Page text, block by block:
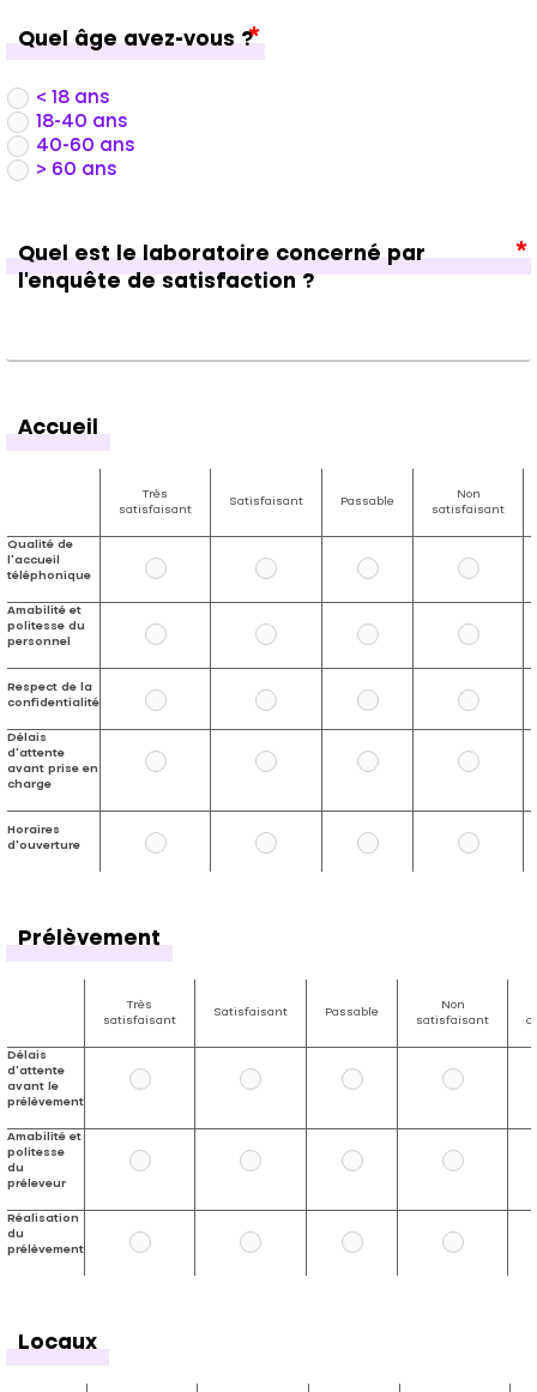
Quel âge avez-vous ?
< 18 ans
18-40 ans
40-60 ans
> 60 ans
Quel est le laboratoire concerné par
l’enquête de satisfaction ?
Accueil
Très
satisfaisant
Satisfaisant Passable
Non
satisfaisant
Qualité de
l'accueil
téléphonique
Amabilité et
politesse du
personnel
Respect de la
confidentialité
Délais
d'attente
avant prise en
charge
Horaires
d'ouverture
Prélèvement
Très
satisfaisant
Satisfaisant Passable
Non
satisfaisant
Délais
d'attente
avant le
prélèvement
Amabilité et
politesse
du
préleveur
Réalisation
du
prélèvement
Locaux